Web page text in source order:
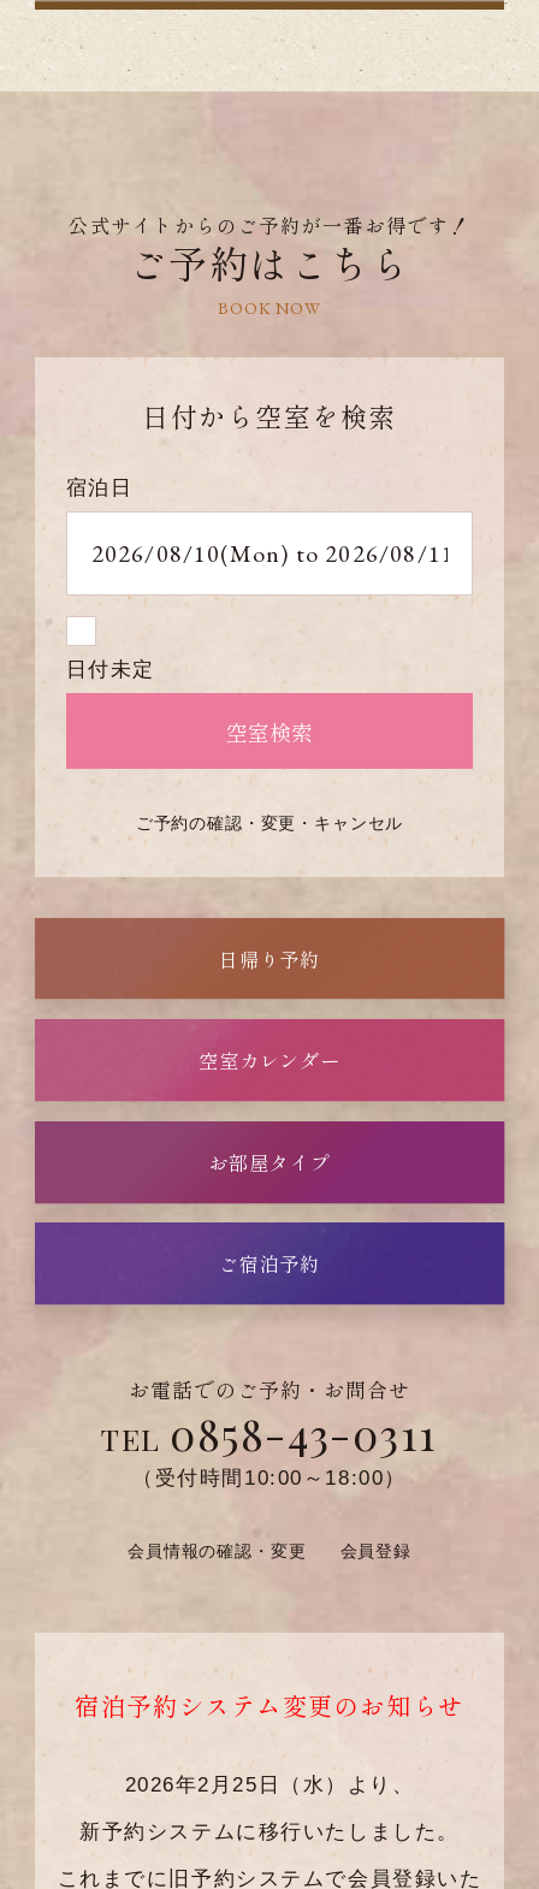
公式サイトからのご予約が一番お得です！
ご予約はこちら
BOOK NOW
日付から 空室を検索
宿泊日
日付未定
ご予約の確認・変更・キャンセル
日帰り予約
空室カレンダー
お部屋タイプ
ご宿泊予約
お電話でのご予約・お問合せ
TEL 0858-43-0311
（受付時間10:00～18:00）
会員情報の確認・変更 会員登録
宿泊予約システム変更のお知らせ
2026年2月25日（水）より、
新予約システムに移行いたしました。
これまでに旧予約システムで会員登録いた